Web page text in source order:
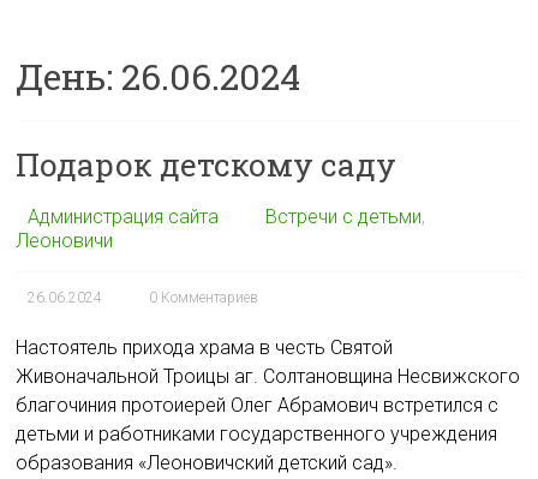
День: 26.06.2024
Подарок детскому саду
Администрация сайта Встречи с детьми,
Леоновичи
26.06.2024 0 Комментариев
Настоятель прихода храма в честь Святой
Живоначальной Троицы аг. Солтановщина Несвижского
благочиния протоиерей Олег Абрамович встретился с
детьми и работниками государственного учреждения
образования «Леоновичский детский сад».